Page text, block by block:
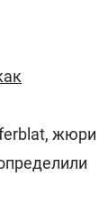
жюри